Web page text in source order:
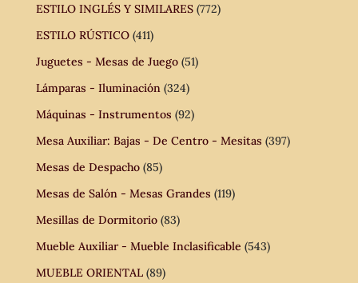
ESTILO INGLÉS Y SIMILARES (772)
ESTILO RÚSTICO (411)
Juguetes - Mesas de Juego (51)
Lámparas - Iluminación (324)
Máquinas - Instrumentos (92)
Mesa Auxiliar: Bajas - De Centro - Mesitas (397)
Mesas de Despacho (85)
Mesas de Salón - Mesas Grandes (119)
Mesillas de Dormitorio (83)
Mueble Auxiliar - Mueble Inclasificable (543)
MUEBLE ORIENTAL (89)